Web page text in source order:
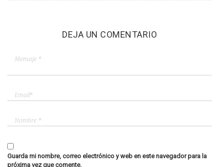
DEJA UN COMENTARIO
Guarda mi nombre, correo electrónico y web en este navegador para la
próxima vez que comente.